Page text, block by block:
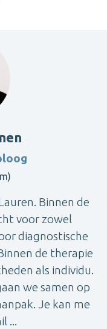
Binnen de
voor zowel
diagnostische
de therapie
als individu.
we samen op
Je kan me
...